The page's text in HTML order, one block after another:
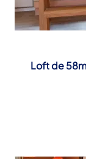
Loft de